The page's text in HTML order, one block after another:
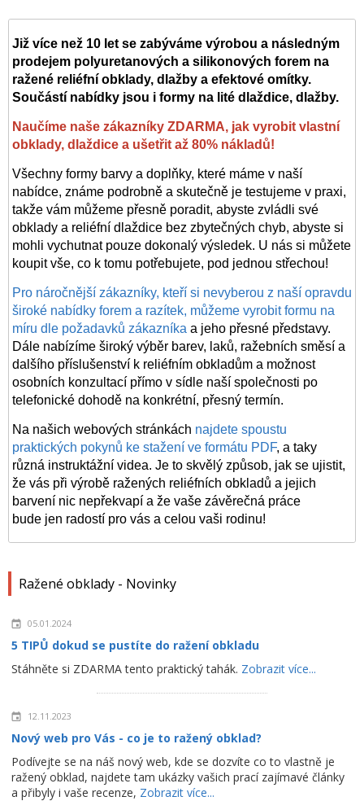
Ražené obklady - Novinky
05.01.2024
5 TIPŮ dokud se pustíte do ražení obkladu
Stáhněte si ZDARMA tento praktický tahák. Zobrazit více...
12.11.2023
Nový web pro Vás - co je to ražený obklad?
Podívejte se na náš nový web, kde se dozvíte co to vlastně je
ražený obklad, najdete tam ukázky vašich prací zajímavé články
a přibyly i vaše recenze, Zobrazit více...
Již více než 10 let se zabýváme výrobou a následným
prodejem polyuretanových a silikonových forem na
ražené reliéfní obklady, dlažby a efektové omítky.
Součástí nabídky jsou i formy na lité dlaždice, dlažby.
Naučíme naše zákazníky ZDARMA, jak vyrobit vlastní
obklady, dlaždice a ušetřit až 80% nákladů!
Všechny formy barvy a doplňky, které máme v naší
nabídce, známe podrobně a skutečně je testujeme v praxi,
takže vám můžeme přesně poradit, abyste zvládli své
obklady a reliéfní dlaždice bez zbytečných chyb, abyste si
mohli vychutnat pouze dokonalý výsledek. U nás si můžete
koupit vše, co k tomu potřebujete, pod jednou střechou!
Pro náročnější zákazníky, kteří si nevyberou z naší opravdu
široké nabídky forem a razítek, můžeme vyrobit formu na
míru dle požadavků zákazníka a jeho přesné představy.
Dále nabízíme široký výběr barev, laků, ražebních směsí a
dalšího příslušenství k reliéfním obkladům a možnost
osobních konzultací přímo v sídle naší společnosti po
telefonické dohodě na konkrétní, přesný termín.
Na našich webových stránkách najdete spoustu
praktických pokynů ke stažení ve formátu PDF, a taky
různá instruktážní videa. Je to skvělý způsob, jak se ujistit,
že vás při výrobě ražených reliéfních obkladů a jejich
barvení nic nepřekvapí a že vaše závěrečná práce
bude jen radostí pro vás a celou vaši rodinu!